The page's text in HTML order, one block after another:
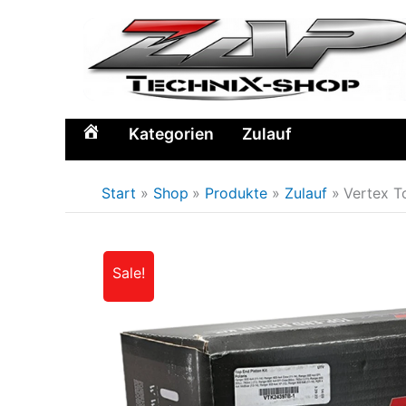
Home Kategorien Zulauf
Start Shop Produkte Zulauf Vertex
Sale!